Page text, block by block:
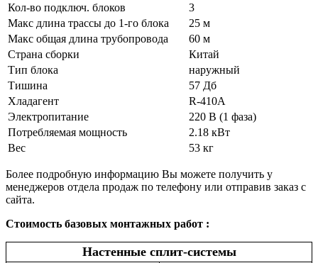
Кол-во подключ. блоков
3
Макс длина трассы до 1-го блока
25 м
Макс общая длина трубопровода
60 м
Страна сборки
Китай
Тип блока
наружный
Тишина
57 Дб
Хладагент
R-410A
Электропитание
220 В (1 фаза)
Потребляемая мощность
2.18 кВт
Вес
53 кг
Более подробную информацию Вы можете получить у
менеджеров отдела продаж по телефону или отправив заказ с
сайта.
Стоимость базовых монтажных работ :
Настенные сплит-системы